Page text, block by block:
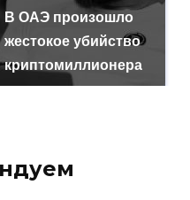
В ОАЭ произошло
жестокое убийство
криптомиллионера